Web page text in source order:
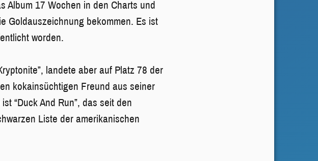
Album 17 Wochen in den Charts und
Goldauszeichnung bekommen. Es ist
worden.
landete aber auf Platz 78 der
kokainsüchtigen Freund aus seiner
“Duck And Run”, das seit den
Liste der amerikanischen